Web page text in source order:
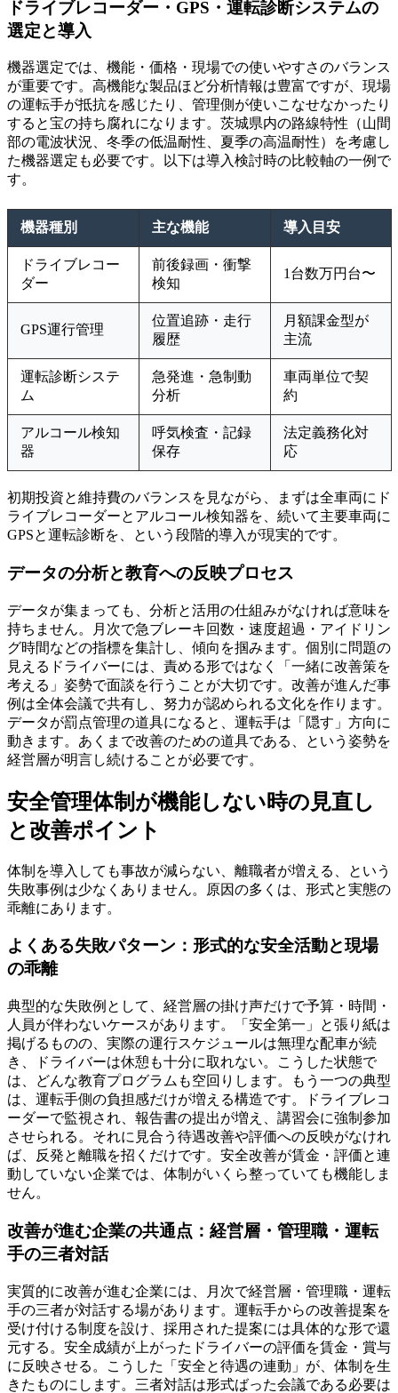
ドライブレコーダー・GPS・運転診断システムの
選定と導入
機器選定では、機能・価格・現場での使いやすさのバランス
が重要です。高機能な製品ほど分析情報は豊富ですが、現場
の運転手が抵抗を感じたり、管理側が使いこなせなかったり
すると宝の持ち腐れになります。茨城県内の路線特性（山間
部の電波状況、冬季の低温耐性、夏季の高温耐性）を考慮し
た機器選定も必要です。以下は導入検討時の比較軸の一例で
す。
機器種別 主な機能 導入目安
ドライブレコー
ダー
前後録画・衝撃
検知
1台数万円台〜
GPS運行管理
位置追跡・走行
履歴
月額課金型が
主流
運転診断システ
ム
急発進・急制動
分析
車両単位で契
約
アルコール検知
器
呼気検査・記録
保存
法定義務化対
応
初期投資と維持費のバランスを見ながら、まずは全車両にド
ライブレコーダーとアルコール検知器を、続いて主要車両に
GPSと運転診断を、という段階的導入が現実的です。
データの分析と教育への反映プロセス
データが集まっても、分析と活用の仕組みがなければ意味を
持ちません。月次で急ブレーキ回数・速度超過・アイドリン
グ時間などの指標を集計し、傾向を掴みます。個別に問題の
見えるドライバーには、責める形ではなく「一緒に改善策を
考える」姿勢で面談を行うことが大切です。改善が進んだ事
例は全体会議で共有し、努力が認められる文化を作ります。
データが罰点管理の道具になると、運転手は「隠す」方向に
動きます。あくまで改善のための道具である、という姿勢を
経営層が明言し続けることが必要です。
安全管理体制が機能しない時の見直し
と改善ポイント
体制を導入しても事故が減らない、離職者が増える、という
失敗事例は少なくありません。原因の多くは、形式と実態の
乖離にあります。
よくある失敗パターン：形式的な安全活動と現場
の乖離
典型的な失敗例として、経営層の掛け声だけで予算・時間・
人員が伴わないケースがあります。「安全第一」と張り紙は
掲げるものの、実際の運行スケジュールは無理な配車が続
き、ドライバーは休憩も十分に取れない。こうした状態で
は、どんな教育プログラムも空回りします。もう一つの典型
は、運転手側の負担感だけが増える構造です。ドライブレコ
ーダーで監視され、報告書の提出が増え、講習会に強制参加
させられる。それに見合う待遇改善や評価への反映がなけれ
ば、反発と離職を招くだけです。安全改善が賃金・評価と連
動していない企業では、体制がいくら整っていても機能しま
せん。
改善が進む企業の共通点：経営層・管理職・運転
手の三者対話
実質的に改善が進む企業には、月次で経営層・管理職・運転
手の三者が対話する場があります。運転手からの改善提案を
受け付ける制度を設け、採用された提案には具体的な形で還
元する。安全成績が上がったドライバーの評価を賃金・賞与
に反映させる。こうした「安全と待遇の連動」が、体制を生
きたものにします。三者対話は形式ばった会議である必要は